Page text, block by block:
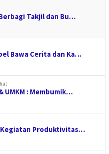
Takjil dan Bu…
Bawa Cerita dan Ka…
UMKM : Membumik…
Kegiatan Produktivitas…